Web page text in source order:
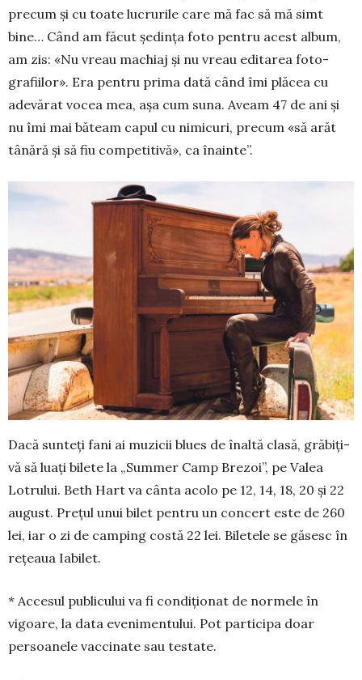
precum și cu toate lucrurile care mă fac să mă simt
bine… Când am făcut şedinţa foto pentru acest album,
am zis: «Nu vreau machiaj şi nu vreau editarea foto­
grafiilor». Era pen­tru prima dată când îmi plăcea cu
adevărat vocea mea, aşa cum suna. Aveam 47 de ani şi
nu îmi mai băteam capul cu nimicuri, precum «să arăt
tânără şi să fiu com­petitivă», ca înainte”.
Dacă sunteţi fani ai muzicii blues de înaltă clasă, grăbiţi-
vă să luaţi bilete la „Summer Camp Brezoi”, pe Valea
Lotrului. Beth Hart va cânta acolo pe 12, 14, 18, 20 și 22
august. Preţul unui bilet pentru un concert este de 260
lei, iar o zi de camping costă 22 lei. Biletele se găsesc în
reţeaua Iabilet.
* Accesul publicului va fi condiționat de nor­mele în
vigoare, la data evenimentului. Pot par­ticipa doar
persoanele vaccinate sau testate.